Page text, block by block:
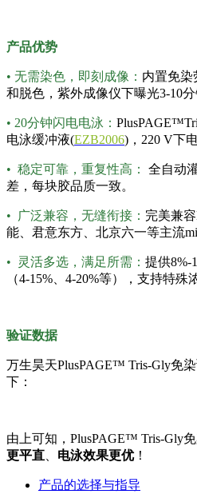
产品优势
• 无需染色，即刻成像： 内置免染
和脱色，紫外成像仪下曝光3-10分
• 20分钟闪电电泳：
电泳缓冲液(EZB2006)，220 V下
• 稳定可靠，重复性高：
全自动
差，每块胶品质一致。
• 广泛兼容，无缝衔接： 完美兼
能、君意东方、北京六一等主流
• 灵活多选，满足所需： 提供8%-
（4-15%、4-20%等），支持特殊
验证数据
万生昊天PlusPAGE™ Tris-Gly免
下：
由上可知，PlusPAGE™ Tris-Gly
更平直
电泳效果更优！
产品的选择与指导